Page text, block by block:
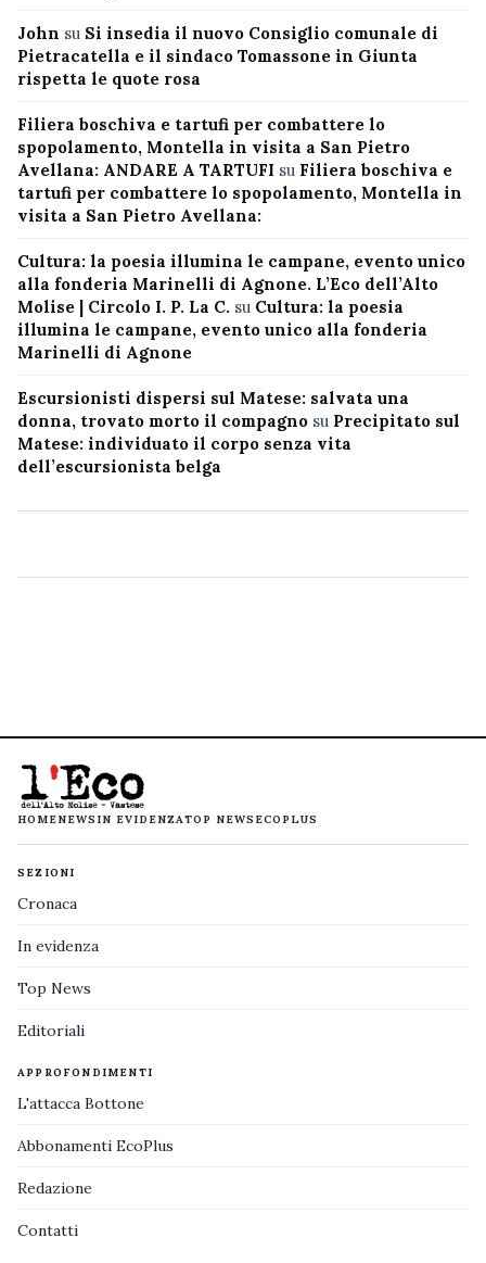
John su Si insedia il nuovo Consiglio comunale di
Pietracatella e il sindaco Tomassone in Giunta
rispetta le quote rosa
Filiera boschiva e tartufi per combattere lo
spopolamento, Montella in visita a San Pietro
Avellana: ANDARE A TARTUFI su Filiera boschiva e
tartufi per combattere lo spopolamento, Montella in
visita a San Pietro Avellana:
Cultura: la poesia illumina le campane, evento unico
alla fonderia Marinelli di Agnone. L’Eco dell’Alto
Molise | Circolo I. P. La C. su Cultura: la poesia
illumina le campane, evento unico alla fonderia
Marinelli di Agnone
Escursionisti dispersi sul Matese: salvata una
donna, trovato morto il compagno su Precipitato sul
Matese: individuato il corpo senza vita
dell’escursionista belga
HOMENEWS IN EVIDENZATOP NEWS ECOPLUS
SEZIONI
Cronaca
In evidenza
Top News
Editoriali
APPROFONDIMENTI
L'attacca Bottone
Abbonamenti EcoPlus
Redazione
Contatti